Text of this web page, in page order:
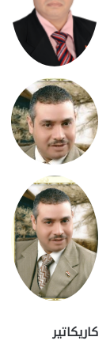
كاريكاتير